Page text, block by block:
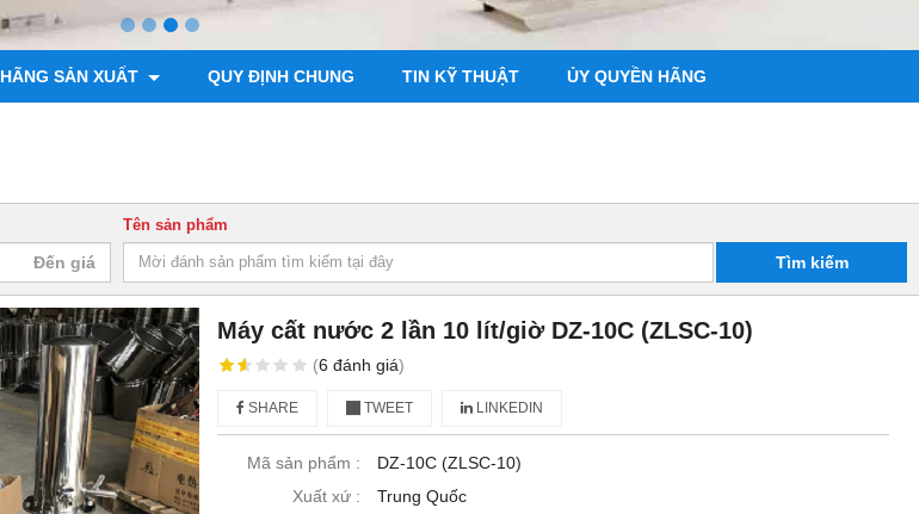
HÃNG SẢN XUẤT QUY ĐỊNH CHUNG TIN KỸ THUẬT ỦY QUYỀN HÃNG
Tên sản phẩm
Tìm kiếm
Máy cất nước 2 lần 10 lít/giờ DZ-10C (ZLSC-10)
(6đánh giá)
SHARE TWEET LINKEDIN
Mã sản phẩm :
DZ-10C (ZLSC-10)
Xuất xứ :
Trung Quốc